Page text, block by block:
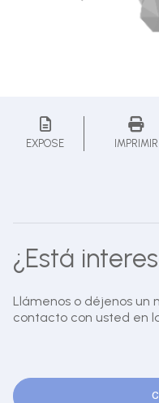
EXPOSE IMPRIMIR
¿Está
Llámenos o déjenos un
contacto con usted en